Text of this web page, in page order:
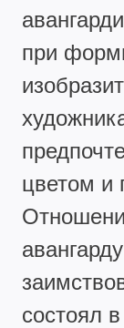
при
цветом
состоял